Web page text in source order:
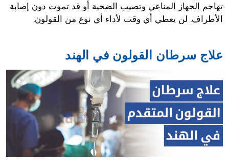
تهاجم الجهاز المناعي وتصيب الضحية أو قد تموت دون إصابة
الأطراف. لن يعطي أي وقت لأداء أي نوع من القولون.
علاج سرطان القولون في الهند